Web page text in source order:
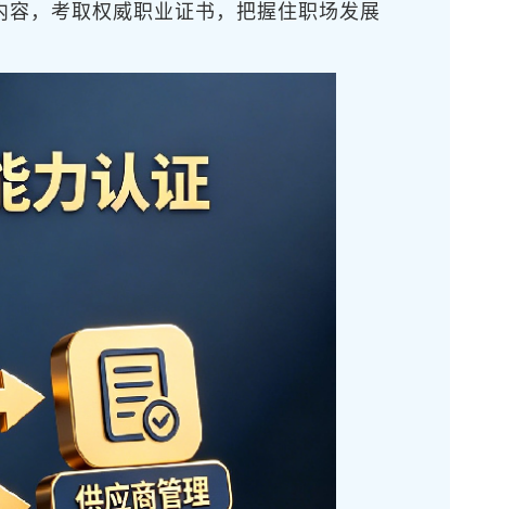
容，考取权威职业证书，把握住职场发展